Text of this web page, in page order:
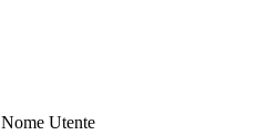
Nome Utente